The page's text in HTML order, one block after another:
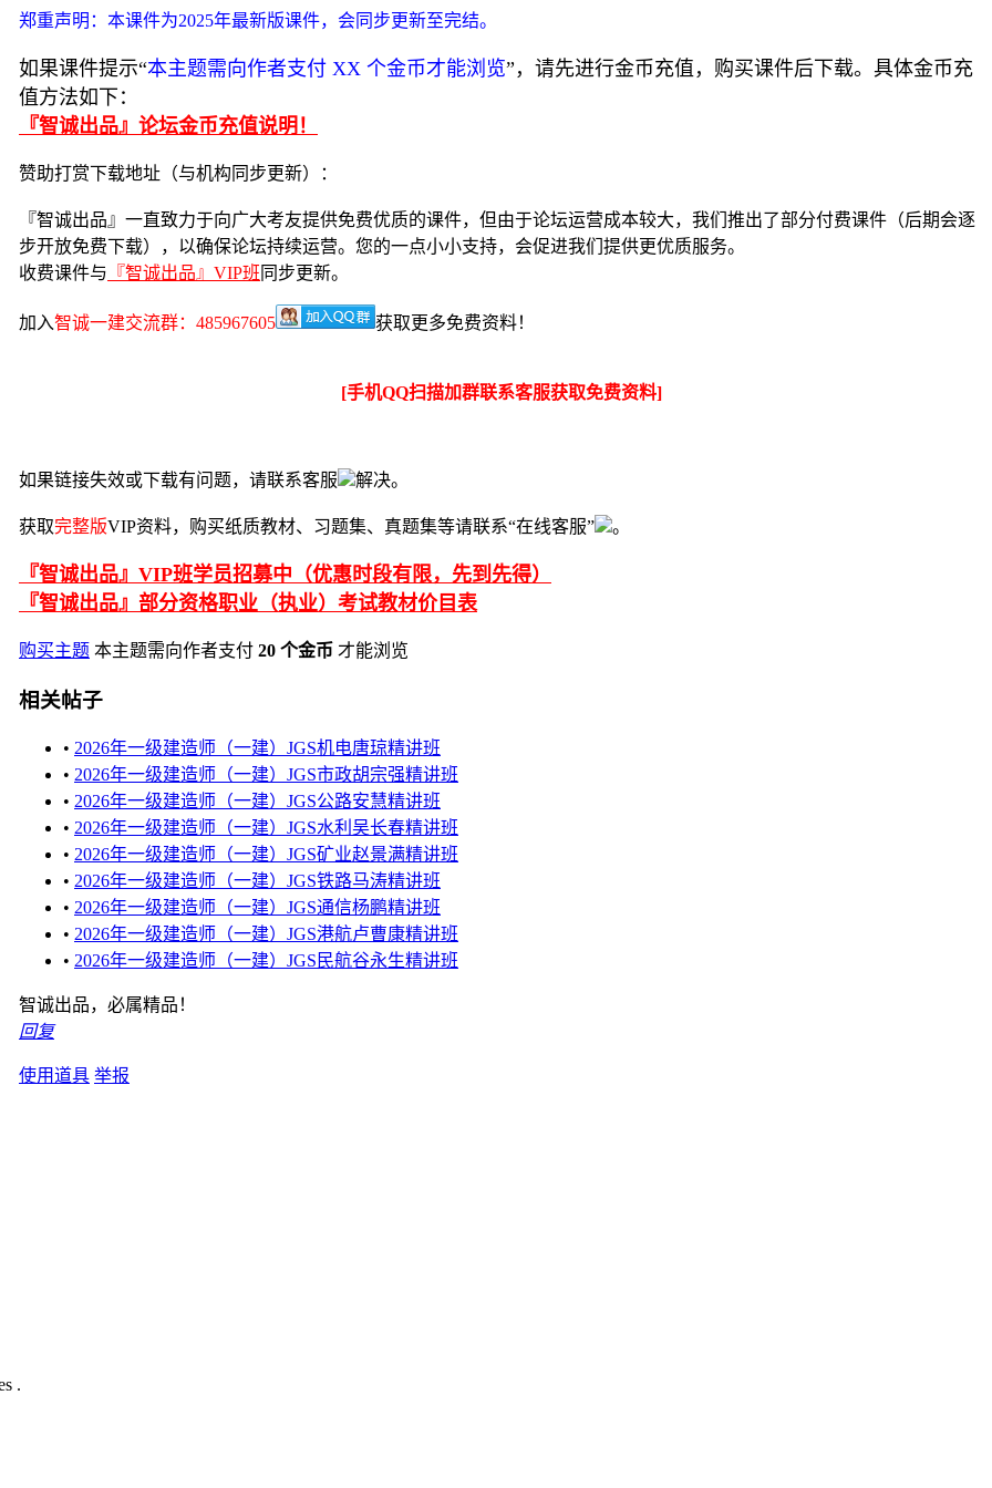
郑重声明：本课件为2025年最新版课件，会同步更新至完结。
如果课件提示“本主题需向作者支付 XX 个金币才能浏览”，请先进行金币充值，购买课件后下载。具体金币充
值方法如下：
『智诚出品』论坛金币充值说明！
赞助打赏下载地址（与机构同步更新）：
『智诚出品』一直致力于向广大考友提供免费优质的课件，但由于论坛运营成本较大，我们推出了部分付费课件（后期会逐
步开放免费下载），以确保论坛持续运营。您的一点小小支持，会促进我们提供更优质服务。
收费课件与 『智诚出品』VIP班 同步更新。
加入智诚一建交流群：485967605 获取更多免费资料！
[手机QQ扫描加群联系客服获取免费资料]
如果链接失效或下载有问题，请联系客服 解决。
获取完整版VIP资料，购买纸质教材、习题集、真题集等请联系“在线客服” 。
『智诚出品』VIP班学员招募中（优惠时段有限，先到先得）
『智诚出品』部分资格职业（执业）考试教材价目表
购买主题 本主题需向作者支付 20 个金币 才能浏览
相关帖子
• 2026年一级建造师（一建）JGS机电唐琼精讲班
• 2026年一级建造师（一建）JGS市政胡宗强精讲班
• 2026年一级建造师（一建）JGS公路安慧精讲班
• 2026年一级建造师（一建）JGS水利吴长春精讲班
• 2026年一级建造师（一建）JGS矿业赵景满精讲班
• 2026年一级建造师（一建）JGS铁路马涛精讲班
• 2026年一级建造师（一建）JGS通信杨鹏精讲班
• 2026年一级建造师（一建）JGS港航卢曹康精讲班
• 2026年一级建造师（一建）JGS民航谷永生精讲班
智诚出品，必属精品！
回复
使用道具 举报
.